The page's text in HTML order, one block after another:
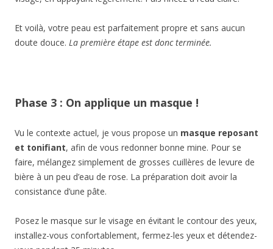
Et voilà, votre peau est parfaitement propre et sans aucun
doute douce. La première étape est donc terminée.
Phase 3 : On applique un masque !
Vu le contexte actuel, je vous propose un masque reposant
et tonifiant, afin de vous redonner bonne mine. Pour se
faire, mélangez simplement de grosses cuillères de levure de
bière à un peu d’eau de rose. La préparation doit avoir la
consistance d’une pâte.
Posez le masque sur le visage en évitant le contour des yeux,
installez-vous confortablement, fermez-les yeux et détendez-